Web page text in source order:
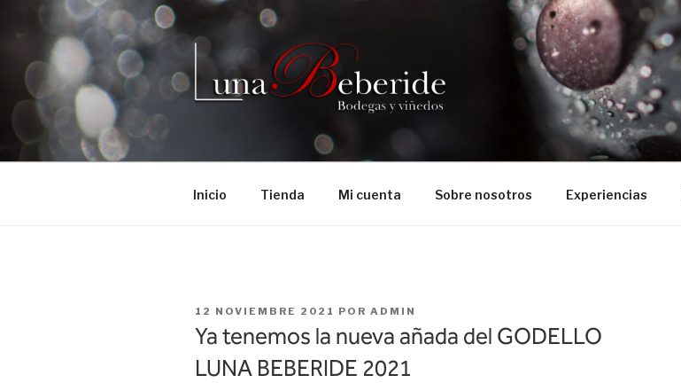
contenido
Inicio Tienda Mi cuenta Sobre nosotros Experiencias
PUBLICADO
12 NOVIEMBRE 2021 POR ADMIN
Ya tenemos la nueva añada del GODELLO
LUNA BEBERIDE 2021